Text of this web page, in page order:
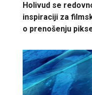
Holivud se
inspiraciji za
o prenošenju